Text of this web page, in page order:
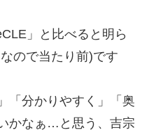
」と比べると明ら
ので当たり前)です
「分かりやすく」「奥
かなぁ…と思う、吉宗